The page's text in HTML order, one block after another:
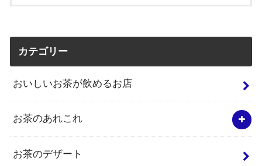
カテゴリー
おいしいお茶が飲めるお店
お茶のあれこれ
お茶のデザート